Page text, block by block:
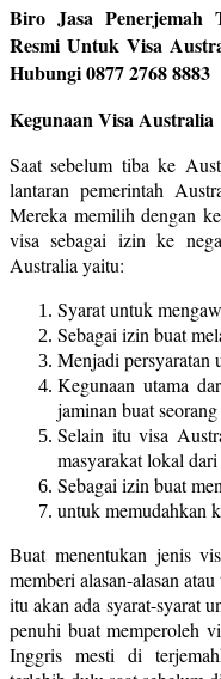
Biro Jasa Penerjemah
Resmi Untuk Visa
Hubungi 0877 2768 8883
Kegunaan Visa Australia
Saat sebelum tiba ke
lantaran pemerintah
Mereka memilih dengan
visa sebagai izin ke
Australia yaitu:
Syarat untuk
Sebagai izin buat
Menjadi persyaratan
Kegunaan utama
jaminan buat
Selain itu visa
masyarakat lokal
Sebagai izin buat
untuk memudahkan
Buat menentukan jenis
memberi alasan-alasan
itu akan ada syarat-syarat
penuhi buat memperoleh
Inggris mesti di